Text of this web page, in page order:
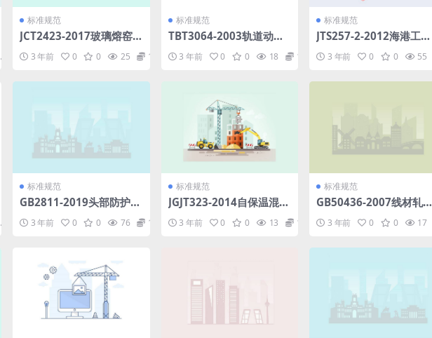
标准规范
JCT2423-2017玻璃熔窑
余热发电设计规范.pdf
3 年前 0 0 25 1.98
标准规范
TBT3064-2003轨道动力
稳定车(第1-4部分).pdf
3 年前 0 0 18 1.98
标准规范
JTS257-2-2012海港工程
高性能混凝土质量控制标
准.pdf
3 年前 0 0 55
标准规范
GB2811-2019头部防护安
3 年前 0 0 76 1.98
标准规范
JGJT323-2014自保温混凝
规程.pdf
3 年前 0 0 13 1.98
标准规范
GB50436-2007线材轧钢
3 年前 0 0 17